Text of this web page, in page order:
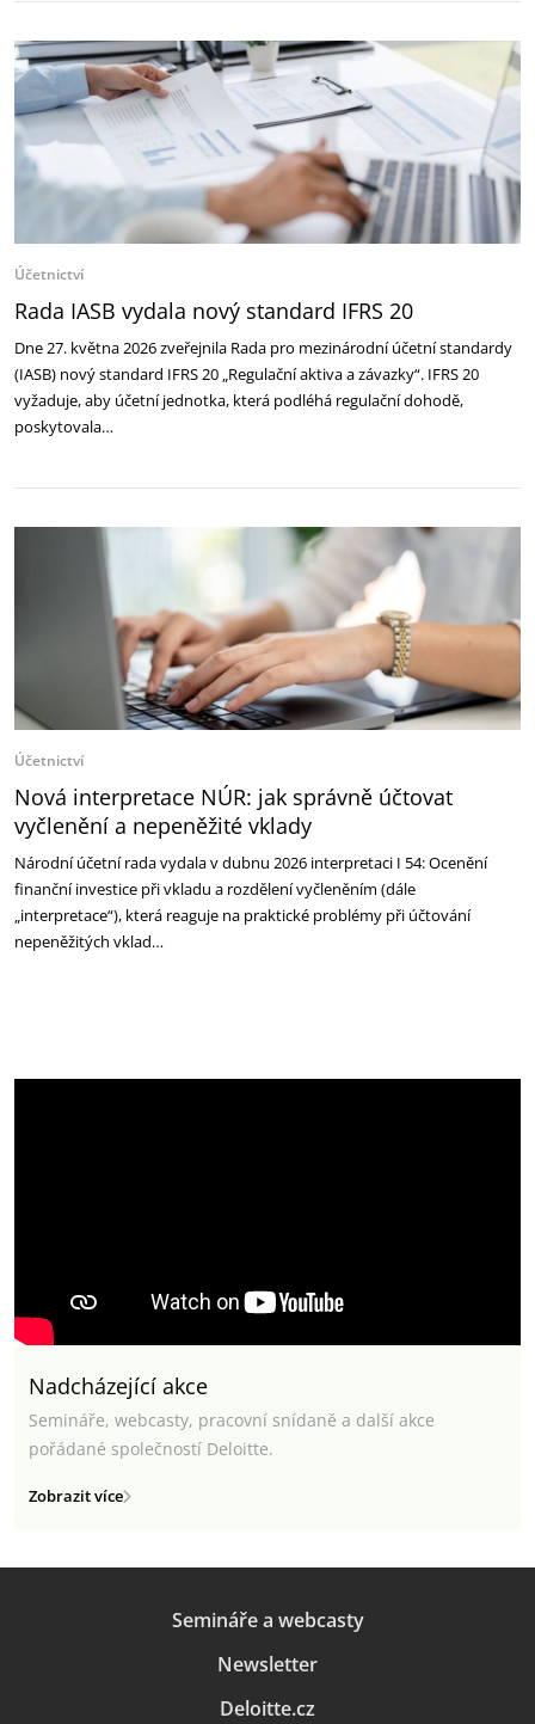
Účetnictví
Rada IASB vydala nový standard IFRS 20
Dne 27. května 2026 zveřejnila Rada pro mezinárodní účetní standardy
(IASB) nový standard IFRS 20 „Regulační aktiva a závazky“. IFRS 20
vyžaduje, aby účetní jednotka, která podléhá regulační dohodě,
poskytovala…
Účetnictví
Nová interpretace NÚR: jak správně účtovat
vyčlenění a nepeněžité vklady
Národní účetní rada vydala v dubnu 2026 interpretaci I 54: Ocenění
finanční investice při vkladu a rozdělení vyčleněním (dále
„interpretace“), která reaguje na praktické problémy při účtování
nepeněžitých vklad…
Nadcházející akce
Semináře, webcasty, pracovní snídaně a další akce
pořádané společností Deloitte.
Zobrazit více
Semináře a webcasty
Newsletter
Deloitte.cz